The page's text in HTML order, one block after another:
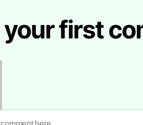
first